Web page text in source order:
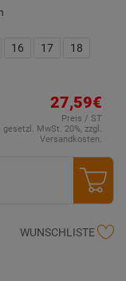
16 17
18
27,59€
Preis / ST
gesetzl. MwSt. 20%, zzgl.
Versandkosten.
WUNSCHLISTE